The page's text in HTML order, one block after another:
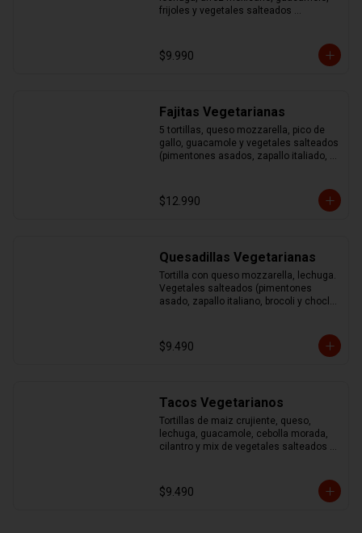
frijoles y vegetales salteados
$9.990
Fajitas Vegetarianas
5 tortillas, queso mozzarella, pico de
gallo, guacamole y vegetales salteados
(pimentones asados, zapallo italiado,
$12.990
Quesadillas Vegetarianas
Tortilla con queso mozzarella, lechuga.
Vegetales salteados (pimentones
asado, zapallo italiano, brocoli y choclo)
$9.490
Tacos Vegetarianos
Tortillas de maiz crujiente, queso,
lechuga, guacamole, cebolla morada,
cilantro y mix de vegetales salteados
$9.490